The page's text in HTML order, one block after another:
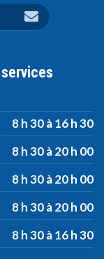
8 h 30 à 16 h 30
8 h 30 à 20 h 00
8 h 30 à 20 h 00
8 h 30 à 20 h 00
8 h 30 à 16 h 30